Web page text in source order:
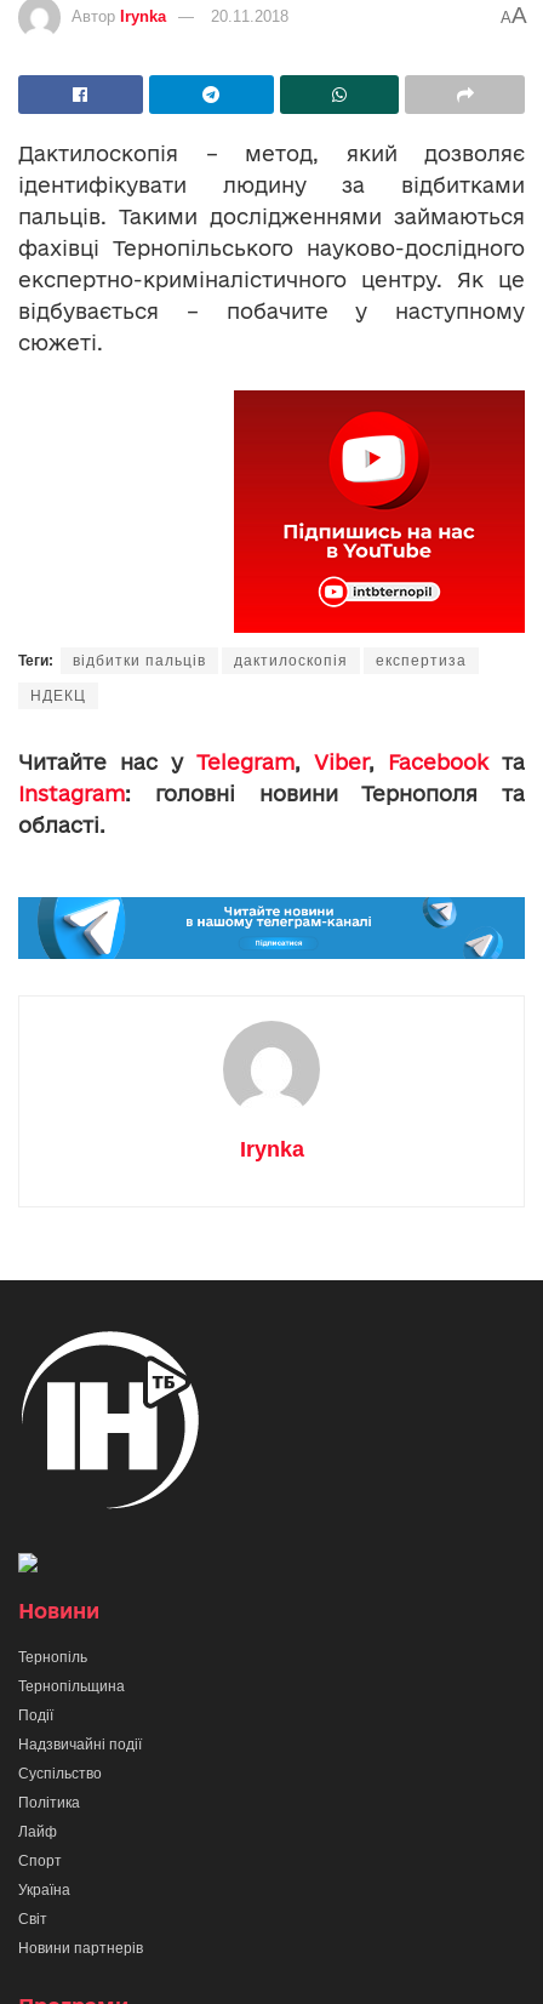
Автор Irynka 20.11.2018 AA
Дактилоскопія – метод, який дозволяє
ідентифікувати людину за відбитками
пальців. Такими дослідженнями займаються
фахівці Тернопільського науково-дослідного
експертно-криміналістичного центру. Як це
відбувається – побачите у наступному
сюжеті.
Теги: відбитки пальців дактилоскопія експертиза
НДЕКЦ
Читайте нас у Telegram, Viber, Facebookта
Instagram: головні новини Тернополя та
області.
Irynka
Новини
Тернопіль
Тернопільщина
Події
Надзвичайні події
Суспільство
Політика
Лайф
Спорт
Україна
Світ
Новини партнерів